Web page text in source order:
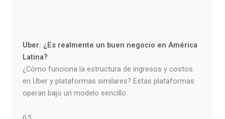
Uber: ¿Es realmente un buen negocio en América
Latina?
¿Cómo funciona la estructura de ingresos y costos
en Uber y plataformas similares? Estas plataformas
operan bajo un modelo sencillo: